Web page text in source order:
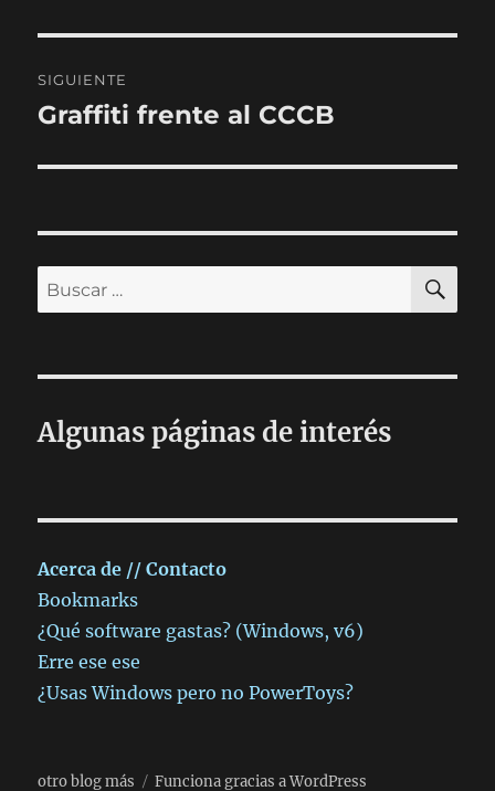
SIGUIENTE
Entrada
Graffiti frente al CCCB
Buscar
por:
Algunas páginas de interés
Acerca de // Contacto
Bookmarks
¿Qué software gastas? (Windows, v6)
Erre ese ese
¿Usas Windows pero no PowerToys?
otro blog más Funciona gracias a WordPress